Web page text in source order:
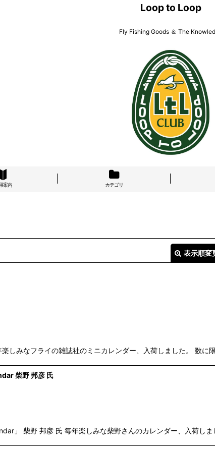
Loop to Loop
Fly Fishing Goods ＆ The
案内 カテゴリ
表示順変
しみなフライの雑誌社のミニカレンダー、入荷しました。 数
柴野 邦彦 氏
」 柴野 邦彦 氏 毎年楽しみな柴野さんのカレンダー、入荷し